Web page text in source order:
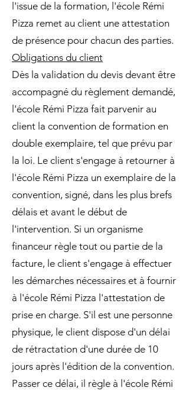
l'issue de la formation, l'école Rémi
Pizza remet au client une attestation
de présence pour chacun des parties.
Obligations du client
Dès la validation du devis devant être
accompagné du règlement demandé,
l'école Rémi Pizza fait parvenir au
client la convention de formation en
double exemplaire, tel que prévu par
la loi. Le client s'engage à retourner à
l'école Rémi Pizza un exemplaire de la
convention, signé, dans les plus brefs
délais et avant le début de
l'intervention. Si un organisme
financeur règle tout ou partie de la
facture, le client s'engage à effectuer
les démarches nécessaires et à fournir
à l'école Rémi Pizza l'attestation de
prise en charge. S'il est une personne
physique, le client dispose d'un délai
de rétractation d'une durée de 10
jours après l'édition de la convention.
Passer ce délai, il règle à l'école Rémi